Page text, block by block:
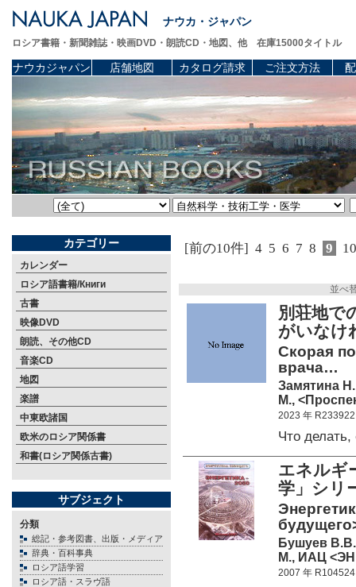
ナウカ・ジャパン
ロシア書籍・新聞雑誌・映画DVD・朗読CD・地図、他 在庫15000タイトル
ナウカジャパン 店舗地図 カタログ請求 ご注文方法
カテゴリー
カレンダー
ロシア語書籍/Книги
古書
映像DVD
朗読、その他CD
音楽CD
地図
楽譜
中東欧諸国
欧米のロシア関係書
和書(ロシア関係古書)
サブジェクト
分類
総記・参考図書、出版・メディア
辞典・百科事典
ロシア語学習
ロシア語・スラヴ語
[前の10件] 4 5 6 7 8 9 10
並べ
別荘地で
がいなけ
Скорая
врача…
Замятина
М.,
2023 年 R233922
Что
エネル
学」シリ
Бушуев
М., ИАЦ
2007 年 R104524